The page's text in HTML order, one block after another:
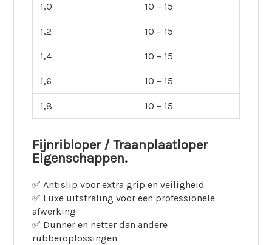
1,0 10 – 15
1,2 10 – 15
1,4 10 – 15
1,6 10 – 15
1,8 10 – 15
Fijnribloper / Traanplaatloper
Eigenschappen.
✅ Antislip voor extra grip en veiligheid
✅ Luxe uitstraling voor een professionele
afwerking
✅ Dunner en netter dan andere
rubberoplossingen